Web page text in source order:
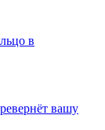
в
вашу